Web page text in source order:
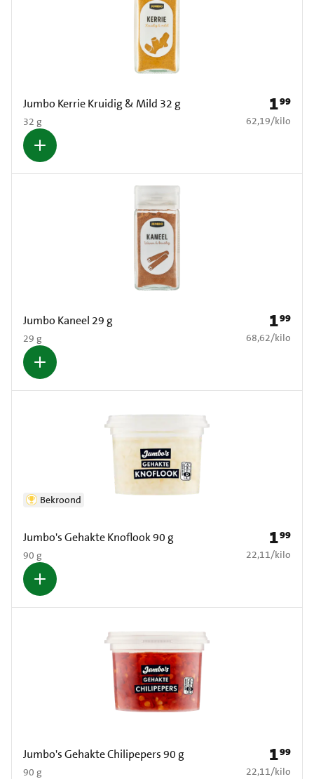
Jumbo Kerrie Kruidig & Mild 32 g
32 g
Prijs: €
199
€ 62,19 per kilo
62,19/kilo
Jumbo Kaneel 29 g
29 g
Prijs: €
199
€ 68,62 per kilo
68,62/kilo
Jumbo's Gehakte Knoflook 90 g
90 g
Bekroond
Prijs: €
199
€ 22,11 per kilo
22,11/kilo
Jumbo's Gehakte Chilipepers 90 g
90 g
Prijs: €
199
€ 22,11 per kilo
22,11/kilo